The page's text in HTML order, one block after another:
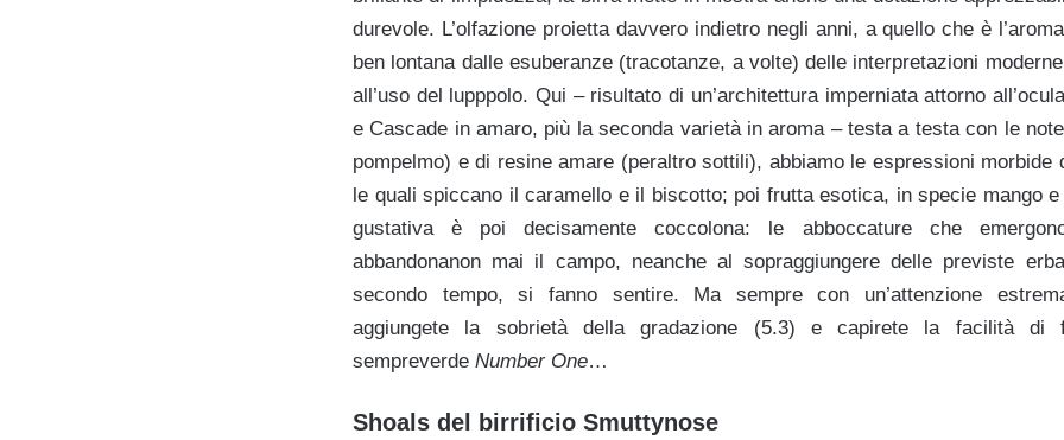
durevole. L’olfazione proietta davvero indietro negli anni, a quello che è
ben lontana dalle esuberanze (tracotanze, a volte) delle interpretazioni
all’uso del lupppolo. Qui – risultato di un’architettura imperniata attorno
e Cascade in amaro, più la seconda varietà in aroma –testa a testa con le
pompelmo) e di resine amare (peraltro sottili), abbiamo le espressioni morbide
le quali spiccano il caramello e il biscotto; poi frutta esotica, in specie mango
gustativa è poi decisamente coccolona: le abboccature che
abbandonanon mai il campo, neanche al sopraggiungere delle previste
secondo tempo, si fanno sentire. Ma sempre con un’attenzione
aggiungete la sobrietà della gradazione (5.3) e capirete la facilità di
sempreverde Number One…
Shoals del birrificio Smuttynose